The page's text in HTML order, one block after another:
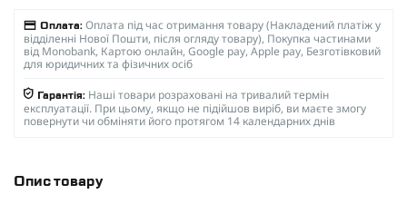
Оплата: Оплата під час отримання товару (Накладений платіж у
відділенні Нової Пошти, після огляду товару), Покупка частинами
від Monobank, Картою онлайн, Google pay, Apple pay, Безготівковий
для юридичних та фізичних осіб
Гарантія: Наші товари розраховані на тривалий термін
експлуатації. При цьому, якщо не підійшов виріб, ви маєте змогу
повернути чи обміняти його протягом 14 календарних днів
Опис товару